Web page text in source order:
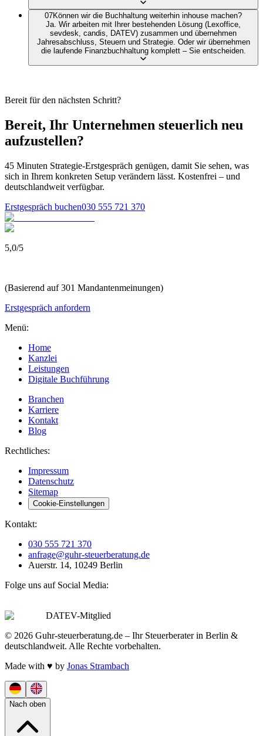
07Können wir die Buchhaltung weiterhin inhouse machen?
Ja. Wir arbeiten mit Ihrer bestehenden Lösung (Lexoffice,
sevdesk, candis, DATEV) zusammen und übernehmen
Jahresabschluss, Steuern und Strategie. Oder wir übernehmen
die laufende Finanzbuchhaltung komplett – Sie entscheiden.
Bereit für den nächsten Schritt?
Bereit, Ihr Unternehmen steuerlich neu
aufzustellen?
45 Minuten Strategie-Erstgespräch genügen, damit Sie sehen, was
sich in Ihrem konkreten Setup verändern lässt. Kostenfrei – und
deutschlandweit verfügbar.
Erstgespräch buchen030 555 721 370
5,0/5
(Basierend auf 301 Mandantenmeinungen)
Erstgespräch anfordern
Menü:
Home
Kanzlei
Leistungen
Digitale Buchführung
Branchen
Karriere
Kontakt
Blog
Rechtliches:
Impressum
Datenschutz
Sitemap
Cookie-Einstellungen
Kontakt:
030 555 721 370
anfrage@guhr-steuerberatung.de
Auerstr. 14, 10249 Berlin
Folge uns auf Social Media:
DATEV-Mitglied
© 2026 Guhr-steuerberatung.de – Ihr Steuerberater in Berlin &
deutschlandweit. Alle Rechte vorbehalten.
Made with ♥ by Jonas Strambach
Nach oben